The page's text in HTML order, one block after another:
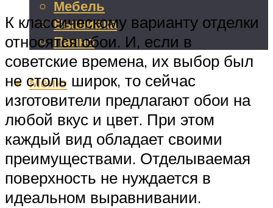
Мебель
Вышивка
Панно
Меню
К классическому варианту отделки
относятся обои. И, если в
советские времена, их выбор был
не столь широк, то сейчас
изготовители предлагают обои на
любой вкус и цвет. При этом
каждый вид обладает своими
преимуществами. Отделываемая
поверхность не нуждается в
идеальном выравнивании.